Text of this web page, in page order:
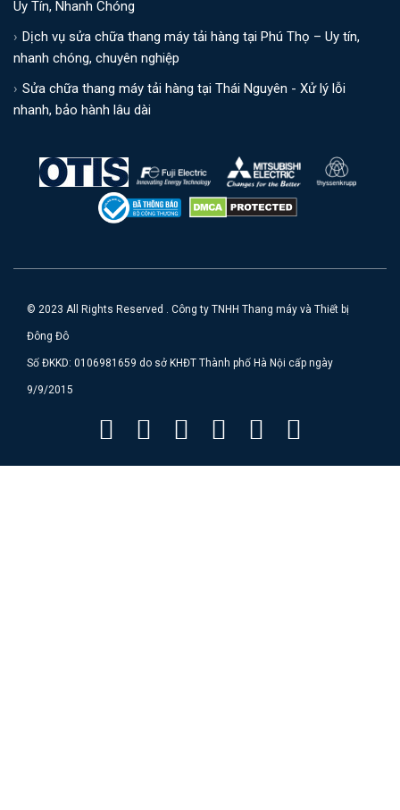
Uy Tín, Nhanh Chóng
Dịch vụ sửa chữa thang máy tải hàng tại Phú Thọ – Uy tín,
nhanh chóng, chuyên nghiệp
Sửa chữa thang máy tải hàng tại Thái Nguyên - Xử lý lỗi
nhanh, bảo hành lâu dài
© 2023 All Rights Reserved . Công ty TNHH Thang máy và Thiết bị
Đông Đô
Số ĐKKD: 0106981659 do sở KHĐT Thành phố Hà Nội cấp ngày
9/9/2015